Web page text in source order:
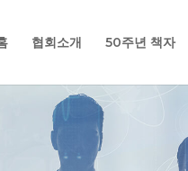
협회소개 50주년 책자